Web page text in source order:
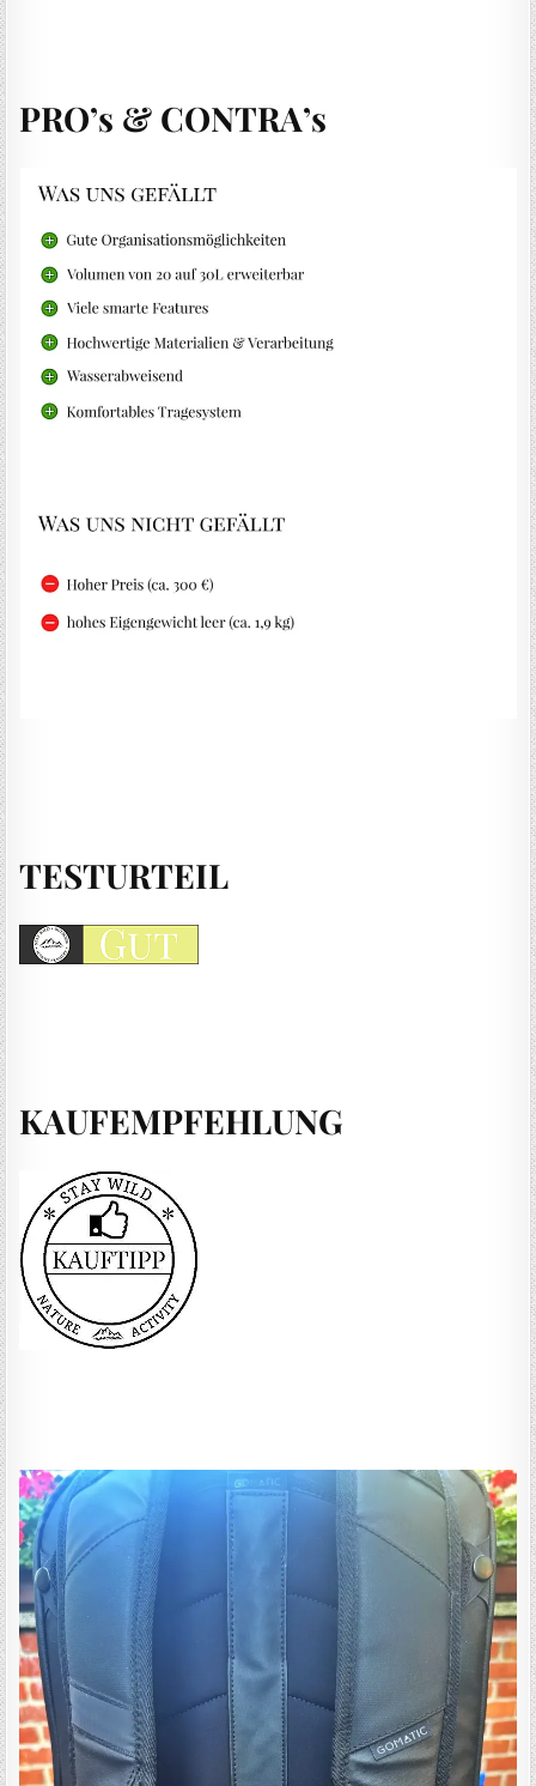
PRO’s & CONTRA’s
TESTURTEIL
KAUFEMPFEHLUNG